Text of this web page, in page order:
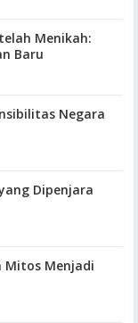
Menikah:
Baru
Negara
Mitos Menjadi